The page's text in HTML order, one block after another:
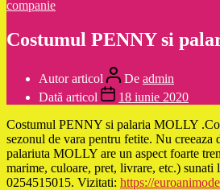
companie
Costumul PENNY si
Autor articol De admin
Dată articol
18 iunie 2020
Costumul PENNY si palaria MOLLY
sezonul de vara pentru fetite. Nu creeaza
palariuta MOLLY are un aspect foarte
marime, culoare, pret, livrare, etc.) sunati
0254515015. Vizitati: https://